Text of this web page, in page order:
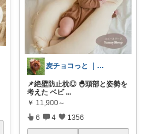
麦チョコっと ｜ キッズ＆ベビー 夏
📌絶壁防止枕◎ 🐣頭部と姿勢を
考えた ベビ ...
￥ 11,900～
6 4 1356